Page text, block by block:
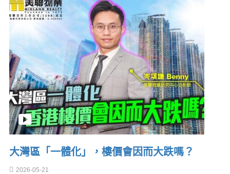
大灣區「一體化」，樓價會因而大跌嗎？
2026-05-21